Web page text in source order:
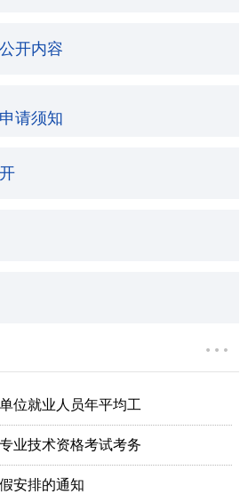
开内容
请须知
位就业人员年平均工
业技术资格考试考务
安排的通知